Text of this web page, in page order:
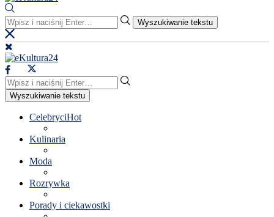
Wyszukiwanie tekstu
Wyszukiwanie tekstu
CelebryciHot
Kulinaria
Moda
Rozrywka
Porady i ciekawostki